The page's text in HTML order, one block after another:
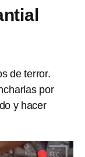
de terror.
por
y hacer